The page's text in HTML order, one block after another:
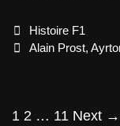
Categories
Histoire F1
Tags
Alain Prost,
Post
1 2 … 11 Next →